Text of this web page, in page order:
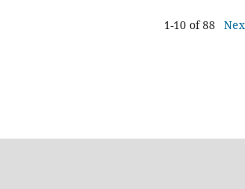
1-10 of 88